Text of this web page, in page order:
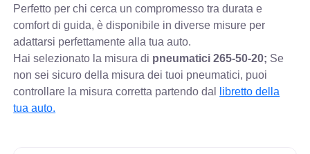
Perfetto per chi cerca un compromesso tra durata e
comfort di guida, è disponibile in diverse misure per
adattarsi perfettamente alla tua auto.
Hai selezionato la misura di pneumatici265-50-20; Se
non sei sicuro della misura dei tuoi pneumatici, puoi
controllare la misura corretta partendo dal
libretto della
tua auto.